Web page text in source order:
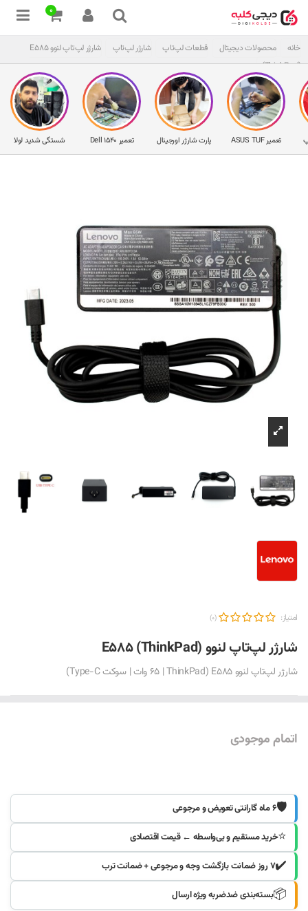
0
خانه محصولات دیجیتال قطعات لپ‌تاپ شارژر لپ‌تاپ
شارژر لپ‌تاپ لنوو E585
(ThinkPad)
شستگی شدید لولا تعمیر Dell 1540 پارت شارژر اورجینال تعمیر ASUS TUF
شارژر لپ‌تاپ لنوو E585 (ThinkPad)
شارژر لپ‌تاپ لنوو E585 (65 | ThinkPad وات | سوکت Type-C)
امتیاز: (0)
اتمام موجودی
موجود شد خبرم کنید 🛡️۶ ماه گارانتی تعویض و مرجوعی
⭐خرید مستقیم و بی‌واسطه ← قیمت اقتصادی
✔️۷ روز ضمانت بازگشت وجه و مرجوعی + ضمانت ترب
📦بسته‌بندی ضدضربه ویژه ارسال